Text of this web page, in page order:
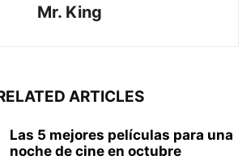
Mr. King
ARTICLES
Las 5 mejores películas para una
noche de cine en octubre